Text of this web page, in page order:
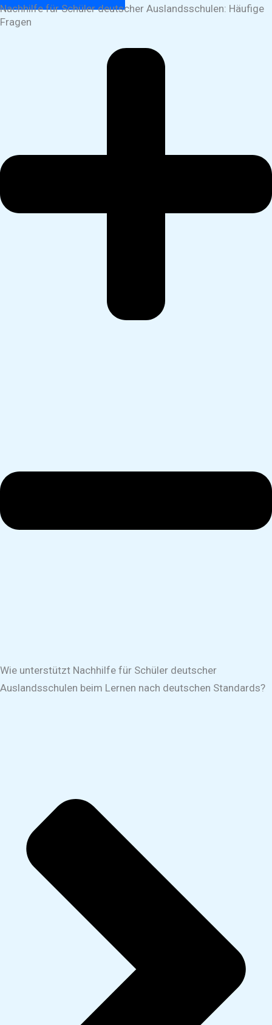
Nachhilfe für Schüler deutscher Auslandsschulen: Häufige
Fragen
Wie unterstützt Nachhilfe für Schüler deutscher
Auslandsschulen beim Lernen nach deutschen Standards?